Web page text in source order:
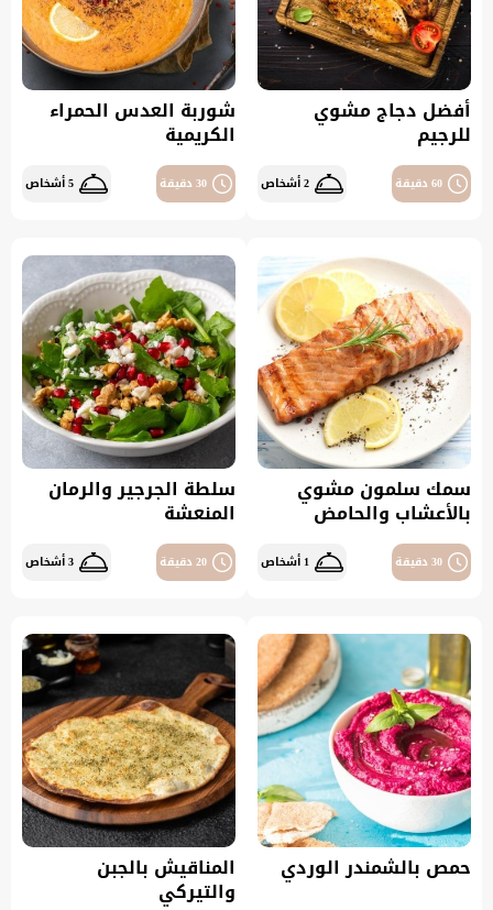
أفضل دجاج مشوي
للرجيم
60 دقيقة 2 أشخاص
شوربة العدس الحمراء
الكريمية
30 دقيقة 5 أشخاص
سمك سلمون مشوي
بالأعشاب والحامض
30 دقيقة 1 أشخاص
سلطة الجرجير والرمان
المنعشة
20 دقيقة 3 أشخاص
حمص بالشمندر الوردي المناقيش بالجبن
والتيركي